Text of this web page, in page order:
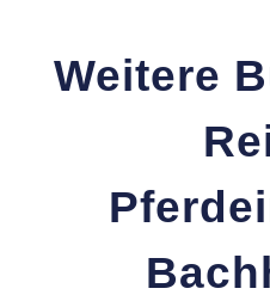
Weitere